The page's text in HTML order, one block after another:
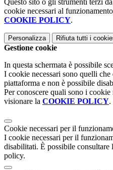
Questo sito o gli strumenti terzi
cookie necessari al
COOKIE POLICY.
Personalizza Rifiuta tutti i
Gestione cookie
In questa schermata è possibile
I cookie necessari sono quelli
piattaforma e non è possibile
Per conoscere quali sono i
visionare la COOKIE POLICY.
Cookie necessari per il
I cookie necessari per il
disabilitati. È possibile
policy.